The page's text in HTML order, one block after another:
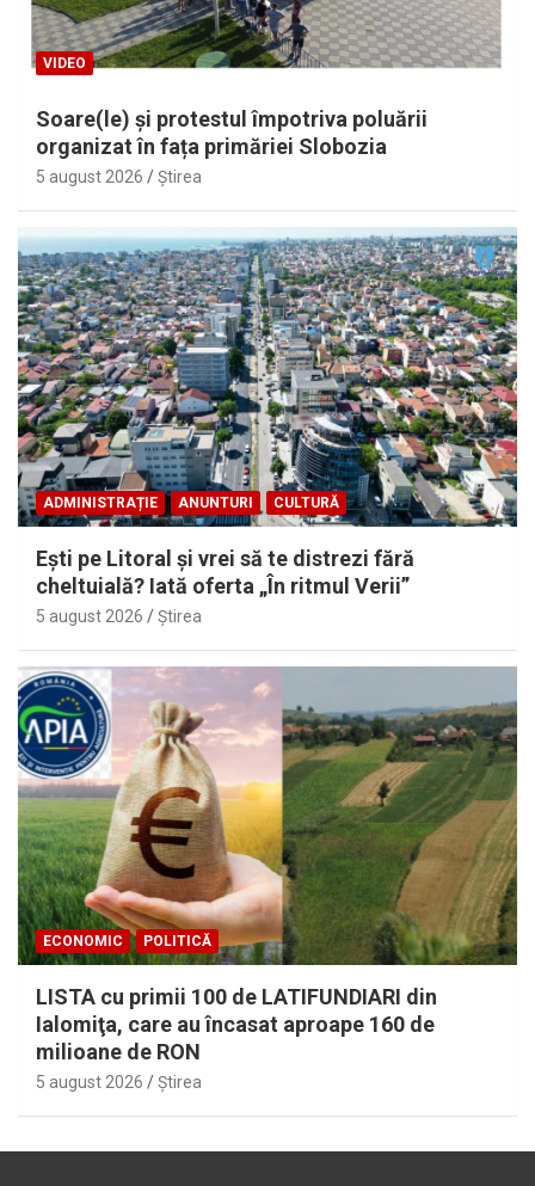
VIDEO
Soare(le) și protestul împotriva poluării
organizat în fața primăriei Slobozia
5 august 2026 Ştirea
ADMINISTRAȚIE ANUNTURI CULTURĂ
Eşti pe Litoral şi vrei să te distrezi fără
cheltuială? Iată oferta „În ritmul Verii”
5 august 2026 Ştirea
ECONOMIC POLITICĂ
LISTA cu primii 100 de LATIFUNDIARI din
Ialomiţa, care au încasat aproape 160 de
milioane de RON
5 august 2026 Ştirea